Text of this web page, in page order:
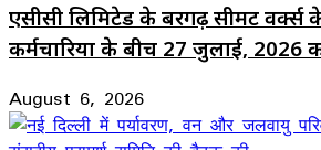
एसीसी लिमिटेड के बरगढ़ सीमेंट
कर्मचारियों के बीच 27 जुलाई, 2026
August 6, 2026